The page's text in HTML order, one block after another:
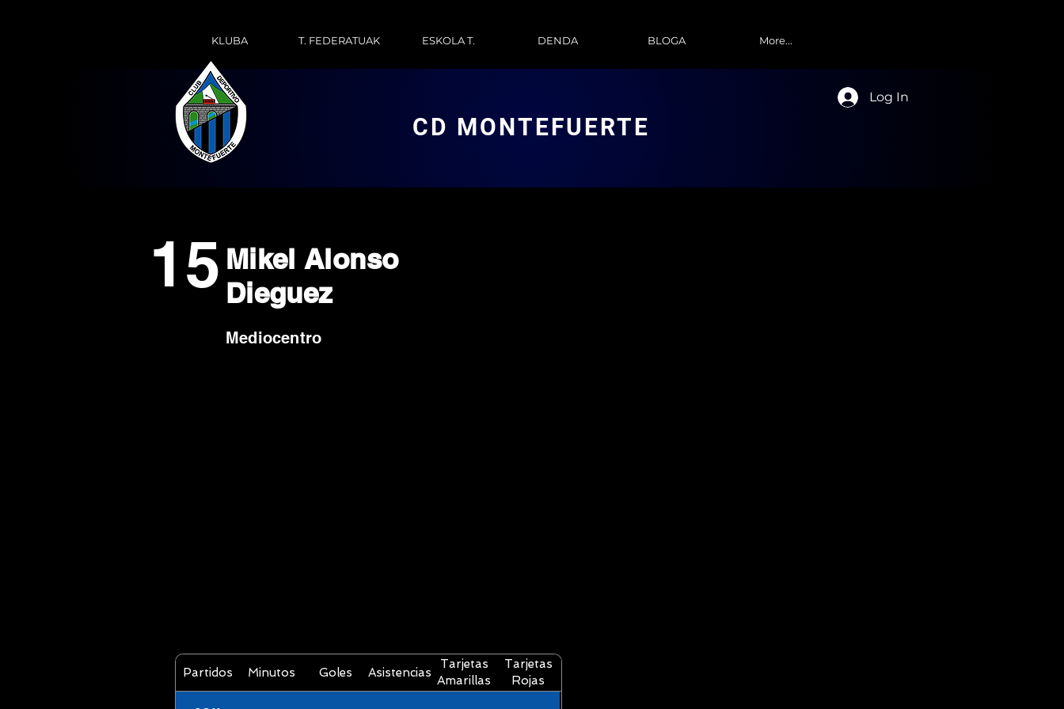
KLUBA T. FEDERATUAK ESKOLA T. DENDA BLOGA More...
CD MONTEFUERTE
Log In
15 Mikel Alonso
Dieguez
Mediocentro
Partidos Minutos Goles Asistencias
Tarjetas
Amarillas
Tarjetas
Rojas